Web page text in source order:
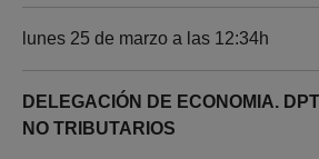
lunes 25 de marzo a las 12:34h
DELEGACIÓN DE ECONOMIA.
NO TRIBUTARIOS